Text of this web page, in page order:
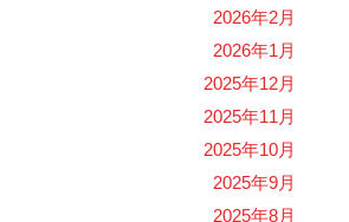
2026年2月
2026年1月
2025年12月
2025年11月
2025年10月
2025年9月
2025年8月